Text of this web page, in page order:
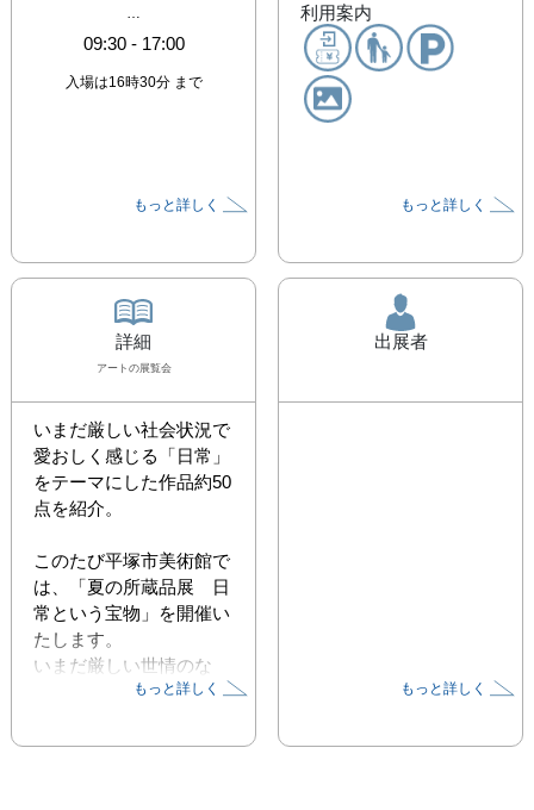
09:30- 17:00
入場は16時30分 まで
もっと詳しく
利用案内
もっと詳しく
詳細
アート の展覧会
いまだ厳しい社会状況で
愛おしく感じる「日常」
をテーマにした作品約50
点を紹介。
このたび平塚市美術館で
は、「夏の所蔵品展　日
常という宝物」を開催い
たします。
いまだ厳しい世情のな
か、日常生活や、展覧
ーツなど、これまで普通
もっと詳しく
出展者
もっと詳しく